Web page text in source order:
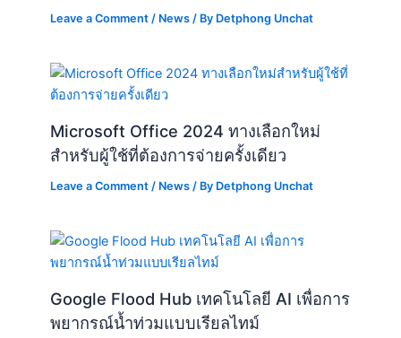
Leave a Comment / News / By Detphong Unchat
Microsoft Office 2024 ทางเลือกใหม่
สำหรับผู้ใช้ที่ต้องการจ่ายครั้งเดียว
Leave a Comment / News / By Detphong Unchat
Google Flood Hub เทคโนโลยี AI เพื่อการ
พยากรณ์น้ำท่วมแบบเรียลไทม์